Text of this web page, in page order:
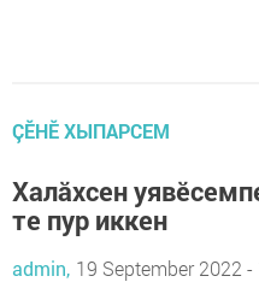
ÇӖНӖ ХЫПАРСЕМ
Халăхсен
те пур иккен
admin, 19 September 2022 -